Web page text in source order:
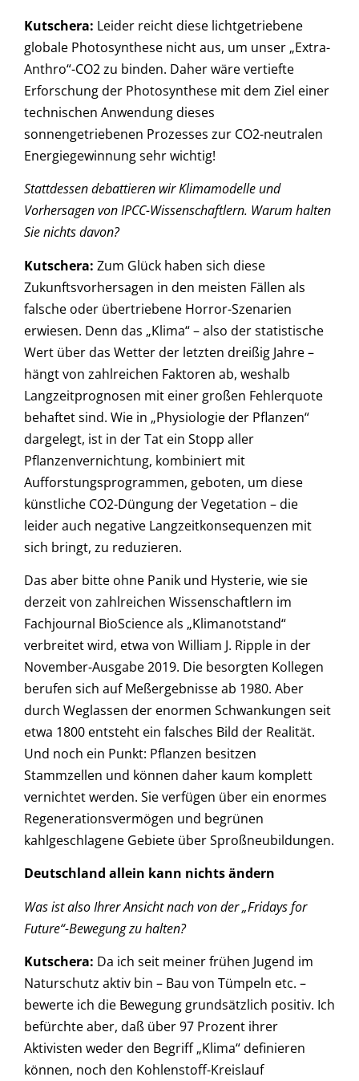
Kutschera: Leider reicht diese lichtgetriebene
globale Photosynthese nicht aus, um unser „Extra-
Anthro“-CO2 zu binden. Daher wäre vertiefte
Erforschung der Photosynthese mit dem Ziel einer
technischen Anwendung dieses
sonnengetriebenen Prozesses zur CO2-neutralen
Energiegewinnung sehr wichtig!
Stattdessen debattieren wir Klimamodelle und
Vorhersagen von IPCC-Wissenschaftlern. Warum halten
Sie nichts davon?
Kutschera: Zum Glück haben sich diese
Zukunftsvorhersagen in den meisten Fällen als
falsche oder übertriebene Horror-Szenarien
erwiesen. Denn das „Klima“ – also der statistische
Wert über das Wetter der letzten dreißig Jahre –
hängt von zahlreichen Faktoren ab, weshalb
Langzeitprognosen mit einer großen Fehlerquote
behaftet sind. Wie in „Physiologie der Pflanzen“
dargelegt, ist in der Tat ein Stopp aller
Pflanzenvernichtung, kombiniert mit
Aufforstungsprogrammen, geboten, um diese
künstliche CO2-Düngung der Vegetation – die
leider auch negative Langzeitkonsequenzen mit
sich bringt, zu reduzieren.
Das aber bitte ohne Panik und Hysterie, wie sie
derzeit von zahlreichen Wissenschaftlern im
Fachjournal BioScience als „Klimanotstand“
verbreitet wird, etwa von William J. Ripple in der
November-Ausgabe 2019. Die besorgten Kollegen
berufen sich auf Meßergebnisse ab 1980. Aber
durch Weglassen der enormen Schwankungen seit
etwa 1800 entsteht ein falsches Bild der Realität.
Und noch ein Punkt: Pflanzen besitzen
Stammzellen und können daher kaum komplett
vernichtet werden. Sie verfügen über ein enormes
Regenerationsvermögen und begrünen
kahlgeschlagene Gebiete über Sproßneubildungen.
Deutschland allein kann nichts ändern
Was ist also Ihrer Ansicht nach von der „Fridays for
Future“-Bewegung zu halten?
Kutschera: Da ich seit meiner frühen Jugend im
Naturschutz aktiv bin – Bau von Tümpeln etc. –
bewerte ich die Bewegung grundsätzlich positiv. Ich
befürchte aber, daß über 97 Prozent ihrer
Aktivisten weder den Begriff „Klima“ definieren
können, noch den Kohlenstoff-Kreislauf